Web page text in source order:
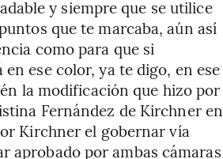
y siempre que se utilice
que te marcaba, aún así
como para que si
ese color, ya te digo, en ese
la modificación que hizo por
Fernández de Kirchner en
Kirchner el gobernar vía
aprobado por ambas cámaras